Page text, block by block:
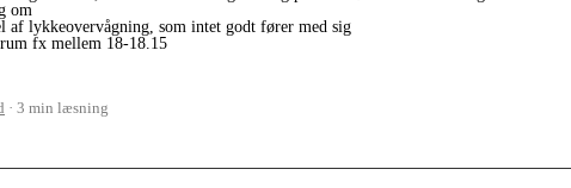
om
lykkeovervågning, som intet godt fører med sig
fx mellem 18-18.15
3 min læsning